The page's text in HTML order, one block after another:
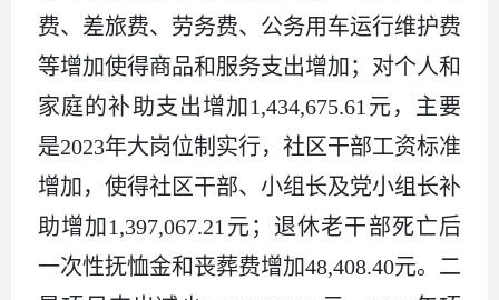
费、差旅费、劳务费、公务用车运行维护费
等增加使得商品和服务支出增加；对个人和
家庭的补助支出增加1,434,675.61元，主要
是2023年大岗位制实行，社区干部工资标准
增加，使得社区干部、小组长及党小组长补
助增加1,397,067.21元；退休老干部死亡后
一次性抚恤金和丧葬费增加48,408.40元。二